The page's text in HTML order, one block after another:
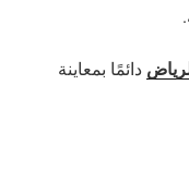
دائمًا بمعاينة